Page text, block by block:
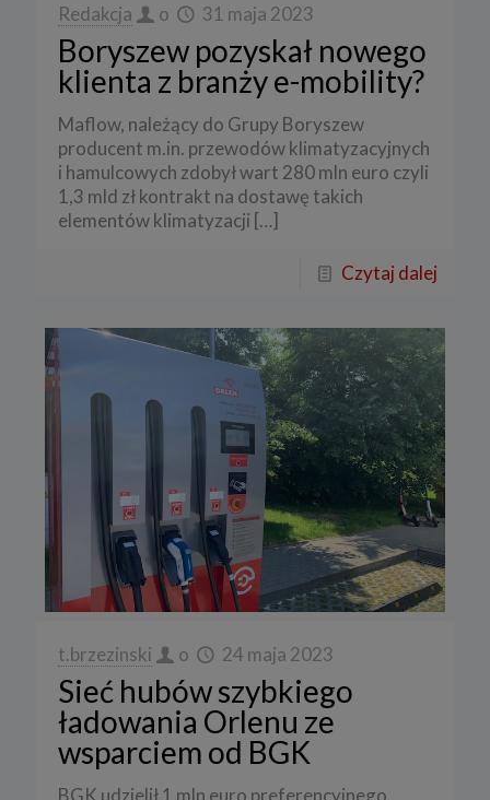
Redakcja o 31 maja 2023
Boryszew pozyskał nowego
klienta z branży e-mobility?
Maflow, należący do Grupy Boryszew
producent m.in. przewodów klimatyzacyjnych
i hamulcowych zdobył wart 280 mln euro czyli
1,3 mld zł kontrakt na dostawę takich
elementów klimatyzacji […]
Czytaj dalej
t.brzezinski o 24 maja 2023
Sieć hubów szybkiego
ładowania Orlenu ze
wsparciem od BGK
BGK udzielił 1 mln euro preferencyjnego